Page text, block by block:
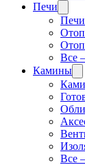
Печи
Все
Камины
Все